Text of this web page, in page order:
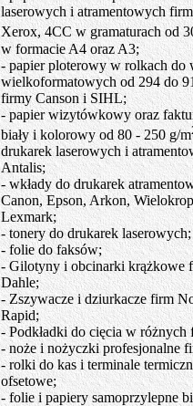
laserowych i atramentowych
Xerox, 4CC w gramaturach od
w formacie A4 oraz A3;
- papier ploterowy w rolkach do
wielkoformatowych od 294 do
firmy Canson i SIHL;
- papier wizytówkowy oraz
biały i kolorowy od 80 - 250 g/m
drukarek laserowych i
Antalis;
- wkłady do drukarek
Canon, Epson, Arkon,
Lexmark;
- tonery do drukarek laserowych;
- folie do faksów;
- Gilotyny i obcinarki krążkowe
Dahle;
- Zszywacze i dziurkacze firm
Rapid;
- Podkładki do cięcia w różnych
- noże i nożyczki profesjonalne
- rolki do kas i terminale
ofsetowe;
- folie i papiery samoprzylepne